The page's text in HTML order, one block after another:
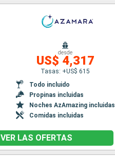
desde
US$ 4,317
Tasas: +US$ 615
Todo incluido
Propinas incluidas
Noches AzAmazing incluidas
Comidas incluidas
VER LAS OFERTAS